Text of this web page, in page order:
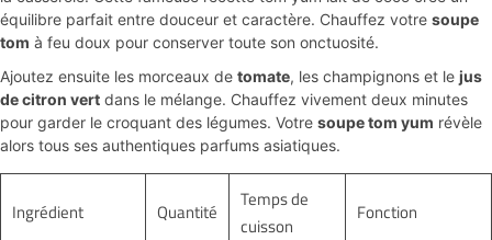
équilibre parfait entre douceur et caractère. Chauffez votre soupe
tom à feu doux pour conserver toute son onctuosité.
Ajoutez ensuite les morceaux de tomate, les champignons et le jus
de citron vert dans le mélange. Chauffez vivement deux minutes
pour garder le croquant des légumes. Votre soupe tom yum révèle
alors tous ses authentiques parfums asiatiques.
Ingrédient Quantité
Temps de
cuisson
Fonction